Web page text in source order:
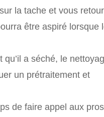
la tache et vous
être aspiré lorsque
a séché, le
un prétraitement et
de faire appel aux